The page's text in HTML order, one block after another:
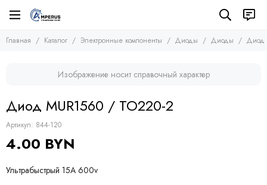
Электронные компоненты
Транзисторы
Диоды
Стабилитроны
Диоды
Оптопары
Тиристоры и симисторы
Модули
Резисторы
Предохранители
Кварцевые резонаторы
Главная Каталог Электронные компоненты Диоды Диоды Диод
Изображение носит справочный характер
Диод MUR1560 / TO220-2
Артикул: 844-120
4.00 BYN
Ультрабыстрый 15A 600v